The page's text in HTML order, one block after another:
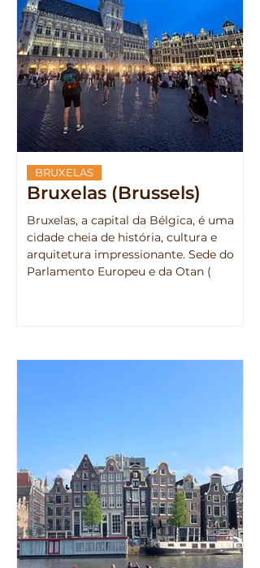
Bruxelas (Brussels)
Bruxelas, a capital da Bélgica, é uma
cidade cheia de história, cultura e
arquitetura impressionante. Sede do
Parlamento Europeu e da Otan (
BRUXELAS